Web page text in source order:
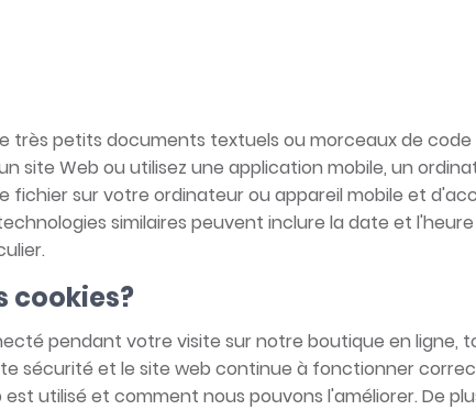
très petits documents textuels ou morceaux de
site Web ou utilisez une application mobile, un
fichier sur votre ordinateur ou appareil mobile et
similaires peuvent inclure la date et
cookies?
pendant votre visite sur notre boutique en ligne,
sécurité et le site web continue à fonctionner
utilisé et comment nous pouvons l'améliorer. De